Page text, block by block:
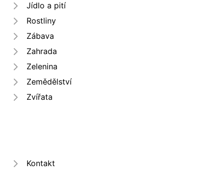
Jídlo a pití
Rostliny
Zábava
Zahrada
Zelenina
Zemědělství
Zvířata
Kontakt